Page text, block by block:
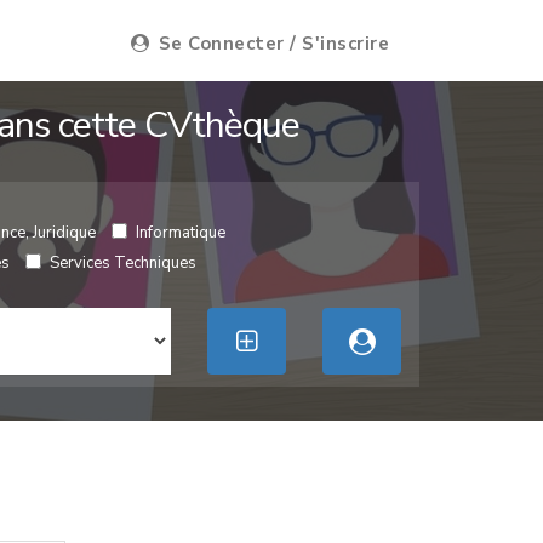
Se Connecter / S'inscrire
cette CVthèque
Juridique
Informatique
Services Techniques